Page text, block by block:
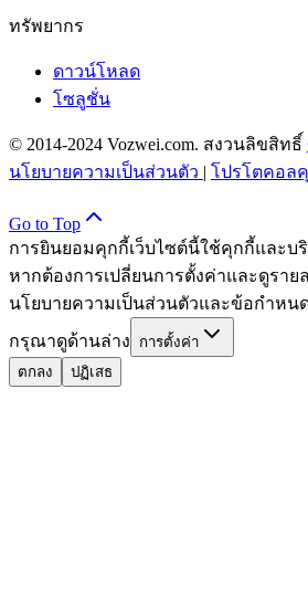
ทรัพยากร
ดาวน์โหลด
โซลูชั่น
© 2014-2024 Vozwei.com. สงวนลิขสิทธิ์
นโยบายความเป็นส่วนตัว | โปรโตคอล
Go to Top
การยินยอมคุกกี้เว็บไซต์นี้ใช้คุกกี้และบ
หากต้องการเปลี่ยนการตั้งค่าและดูราย
นโยบายความเป็นส่วนตัวและข้อกำหนด
กรุณาดูด้านล่าง
การตั้งค่า
ตกลง
ปฏิเสธ